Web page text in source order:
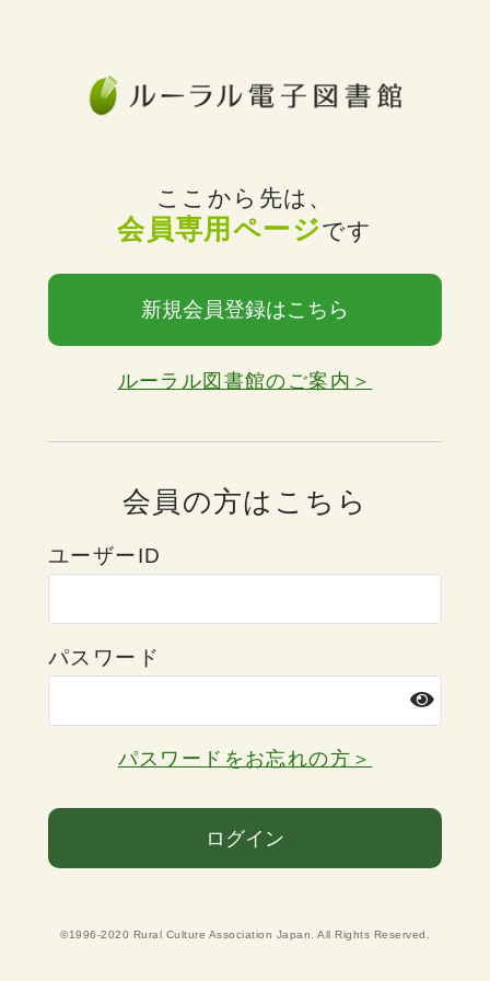
ここから先は、
会員専用ページです
新規会員登録はこちら
ルーラル図書館のご案内＞
会員の方はこちら
ユーザーID
パスワード
パスワードをお忘れの方＞
ログイン
©1996-2020 Rural Culture Association Japan. All Rights Reserved.